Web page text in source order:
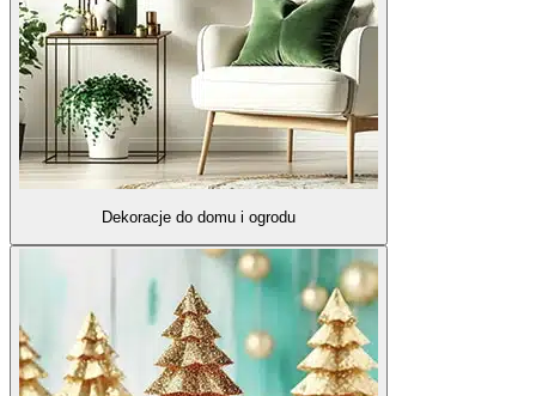
Dekoracje do domu i ogrodu